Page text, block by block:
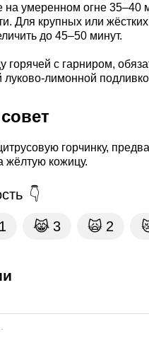
на умеренном огне 35–40
Для крупных или жёстких
до 45–50 минут.
горячей с гарниром,
луково-лимонной
горчинку,
жёлтую кожицу.
1 😹 3 🙀 2